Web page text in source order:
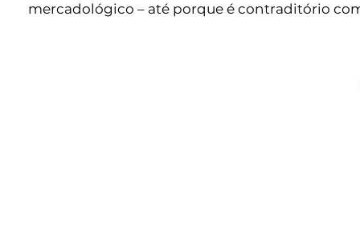
mercadológico – até porque é contraditório